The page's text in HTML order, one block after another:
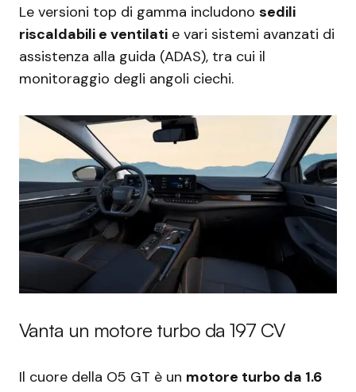
Le versioni top di gamma includono sedili
riscaldabili e ventilati e vari sistemi avanzati di
assistenza alla guida (ADAS), tra cui il
monitoraggio degli angoli ciechi.
Vanta un motore turbo da 197 CV
Il cuore della O5 GT è un motore turbo da 1.6